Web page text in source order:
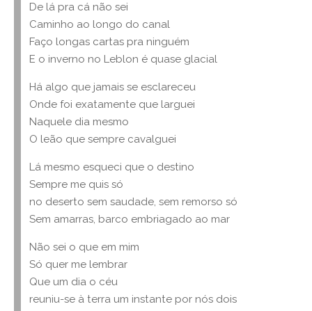
De lá pra cá não sei
Caminho ao longo do canal
Faço longas cartas pra ninguém
E o inverno no Leblon é quase glacial
Há algo que jamais se esclareceu
Onde foi exatamente que larguei
Naquele dia mesmo
O leão que sempre cavalguei
Lá mesmo esqueci que o destino
Sempre me quis só
no deserto sem saudade, sem remorso só
Sem amarras, barco embriagado ao mar
Não sei o que em mim
Só quer me lembrar
Que um dia o céu
reuniu-se à terra um instante por nós dois